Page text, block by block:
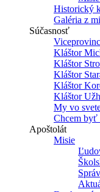
Historický
Galéria z
Súčasnosť
Kláštor
Kláštor
Kláštor
Kláštor
Kláštor
My vo
Chcem byť
Apoštolát
Misie